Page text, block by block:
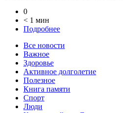
0
< 1 мин
Подробнее
Все новости
Важное
Здоровье
Активное долголетие
Полезное
Книга памяти
Спорт
Люди